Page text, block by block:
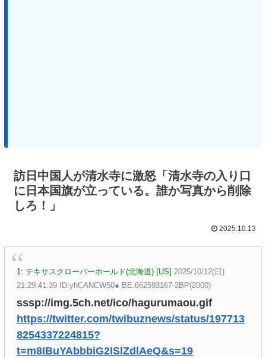
訪日中国人が清水寺に激怒「清水寺の入り口
に日本国旗が立っている。誰か写真から削除
しろ！」
2025.10.13
1: テキサスクローバーホールド(北海道) [US] 2025/10/12(日)
21:29:41.39 ID:yhCANCW50● BE:662593167-2BP(2000)
sssp://img.5ch.net/ico/hagurumaou.gif
https://twitter.com/twibuznews/status/197713
8254337224815?
t=m8IBuYAbbbiG2ISlZdlAeQ&s=19